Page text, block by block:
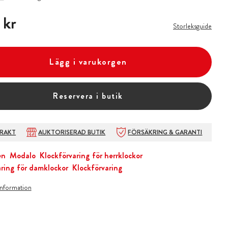
Storleksguide
Lägg i varukorgen
Reservera i butik
AUKTORISERAD BUTIK FÖRSÄKRING & GARANTI
Modalo Klockförvaring för herrklockor
för damklockor Klockförvaring